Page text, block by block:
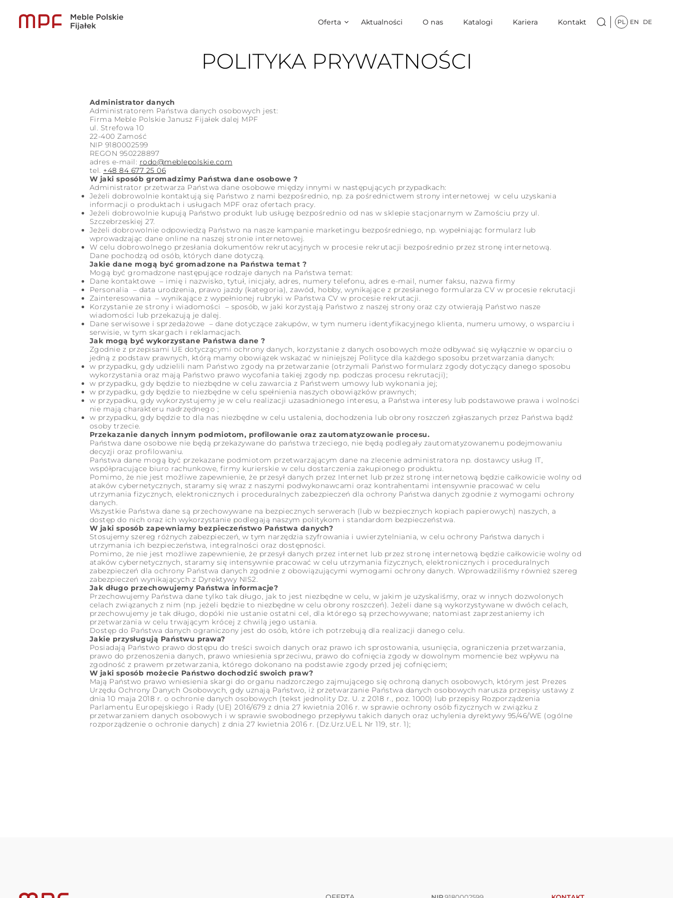
Oferta Aktualności O nas Katalogi Kariera Kontakt PL EN DE
POLITYKA PRYWATNOŚCI
Administrator danych
Administratorem Państwa danych osobowych jest:
Firma Meble Polskie Janusz Fijałek dalej MPF
ul. Strefowa 10
22-400 Zamość
NIP 9180002599
REGON 950228897
adres e-mail: rodo@meblepolskie.com
tel. +48 84 677 25 06
W jaki sposób gromadzimy Państwa dane osobowe ?
Administrator przetwarza Państwa dane osobowe między innymi w następujących przypadkach:
Jeżeli dobrowolnie kontaktują się Państwo z nami bezpośrednio, np. za pośrednictwem strony internetowej w celu uzyskania
informacji o produktach i usługach MPF oraz ofertach pracy.
Jeżeli dobrowolnie kupują Państwo produkt lub usługę bezpośrednio od nas w sklepie stacjonarnym w Zamościu przy ul.
Szczebrzeskiej 27.
Jeżeli dobrowolnie odpowiedzą Państwo na nasze kampanie marketingu bezpośredniego, np. wypełniając formularz lub
wprowadzając dane online na naszej stronie internetowej.
W celu dobrowolnego przesłania dokumentów rekrutacyjnych w procesie rekrutacji bezpośrednio przez stronę internetową.
Dane pochodzą od osób, których dane dotyczą.
Jakie dane mogą być gromadzone na Państwa temat ?
Mogą być gromadzone następujące rodzaje danych na Państwa temat:
Dane kontaktowe – imię i nazwisko, tytuł, inicjały, adres, numery telefonu, adres e-mail, numer faksu, nazwa firmy
Personalia – data urodzenia, prawo jazdy (kategoria), zawód, hobby, wynikające z przesłanego formularza CV w procesie rekrutacji
Zainteresowania – wynikające z wypełnionej rubryki w Państwa CV w procesie rekrutacji.
Korzystanie ze strony i wiadomości – sposób, w jaki korzystają Państwo z naszej strony oraz czy otwierają Państwo nasze
wiadomości lub przekazują je dalej.
Dane serwisowe i sprzedażowe – dane dotyczące zakupów, w tym numeru identyfikacyjnego klienta, numeru umowy, o wsparciu i
serwisie, w tym skargach i reklamacjach.
Jak mogą być wykorzystane Państwa dane ?
Zgodnie z przepisami UE dotyczącymi ochrony danych, korzystanie z danych osobowych może odbywać się wyłącznie w oparciu o
jedną z podstaw prawnych, którą mamy obowiązek wskazać w niniejszej Polityce dla każdego sposobu przetwarzania danych:
w przypadku, gdy udzielili nam Państwo zgody na przetwarzanie (otrzymali Państwo formularz zgody dotyczący danego sposobu
wykorzystania oraz mają Państwo prawo wycofania takiej zgody np. podczas procesu rekrutacji);
w przypadku, gdy będzie to niezbędne w celu zawarcia z Państwem umowy lub wykonania jej;
w przypadku, gdy będzie to niezbędne w celu spełnienia naszych obowiązków prawnych;
w przypadku, gdy wykorzystujemy je w celu realizacji uzasadnionego interesu, a Państwa interesy lub podstawowe prawa i wolności
nie mają charakteru nadrzędnego ;
w przypadku, gdy będzie to dla nas niezbędne w celu ustalenia, dochodzenia lub obrony roszczeń zgłaszanych przez Państwa bądź
osoby trzecie.
Przekazanie danych innym podmiotom, profilowanie oraz zautomatyzowanie procesu.
Państwa dane osobowe nie będą przekazywane do państwa trzeciego, nie będą podlegały zautomatyzowanemu podejmowaniu
decyzji oraz profilowaniu.
Państwa dane mogą być przekazane podmiotom przetwarzającym dane na zlecenie administratora np. dostawcy usług IT,
współpracujące biuro rachunkowe, firmy kurierskie w celu dostarczenia zakupionego produktu.
Pomimo, że nie jest możliwe zapewnienie, że przesył danych przez Internet lub przez stronę internetową będzie całkowicie wolny od
ataków cybernetycznych, staramy się wraz z naszymi podwykonawcami oraz kontrahentami intensywnie pracować w celu
utrzymania fizycznych, elektronicznych i proceduralnych zabezpieczeń dla ochrony Państwa danych zgodnie z wymogami ochrony
danych.
Wszystkie Państwa dane są przechowywane na bezpiecznych serwerach (lub w bezpiecznych kopiach papierowych) naszych, a
dostęp do nich oraz ich wykorzystanie podlegają naszym politykom i standardom bezpieczeństwa.
W jaki sposób zapewniamy bezpieczeństwo Państwa danych?
Stosujemy szereg różnych zabezpieczeń, w tym narzędzia szyfrowania i uwierzytelniania, w celu ochrony Państwa danych i
utrzymania ich bezpieczeństwa, integralności oraz dostępności.
Pomimo, że nie jest możliwe zapewnienie, że przesył danych przez internet lub przez stronę internetową będzie całkowicie wolny od
ataków cybernetycznych, staramy się intensywnie pracować w celu utrzymania fizycznych, elektronicznych i proceduralnych
zabezpieczeń dla ochrony Państwa danych zgodnie z obowiązującymi wymogami ochrony danych. Wprowadziliśmy również szereg
zabezpieczeń wynikających z Dyrektywy NIS2.
Jak długo przechowujemy Państwa informacje?
Przechowujemy Państwa dane tylko tak długo, jak to jest niezbędne w celu, w jakim je uzyskaliśmy, oraz w innych dozwolonych
celach związanych z nim (np. jeżeli będzie to niezbędne w celu obrony roszczeń). Jeżeli dane są wykorzystywane w dwóch celach,
przechowujemy je tak długo, dopóki nie ustanie ostatni cel, dla którego są przechowywane; natomiast zaprzestaniemy ich
przetwarzania w celu trwającym krócej z chwilą jego ustania.
Dostęp do Państwa danych ograniczony jest do osób, które ich potrzebują dla realizacji danego celu.
Jakie przysługują Państwu prawa?
Posiadają Państwo prawo dostępu do treści swoich danych oraz prawo ich sprostowania, usunięcia, ograniczenia przetwarzania,
prawo do przenoszenia danych, prawo wniesienia sprzeciwu, prawo do cofnięcia zgody w dowolnym momencie bez wpływu na
zgodność z prawem przetwarzania, którego dokonano na podstawie zgody przed jej cofnięciem;
W jaki sposób możecie Państwo dochodzić swoich praw?
Mają Państwo prawo wniesienia skargi do organu nadzorczego zajmującego się ochroną danych osobowych, którym jest Prezes
Urzędu Ochrony Danych Osobowych, gdy uznają Państwo, iż przetwarzanie Państwa danych osobowych narusza przepisy ustawy z
dnia 10 maja 2018 r. o ochronie danych osobowych (tekst jednolity Dz. U. z 2018 r., poz. 1000) lub przepisy Rozporządzenia
Parlamentu Europejskiego i Rady (UE) 2016/679 z dnia 27 kwietnia 2016 r. w sprawie ochrony osób fizycznych w związku z
przetwarzaniem danych osobowych i w sprawie swobodnego przepływu takich danych oraz uchylenia dyrektywy 95/46/WE (ogólne
rozporządzenie o ochronie danych) z dnia 27 kwietnia 2016 r. (Dz.Urz.UE.L Nr 119, str. 1);